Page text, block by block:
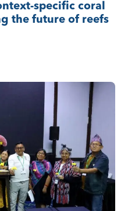
specific coral
the future of reefs